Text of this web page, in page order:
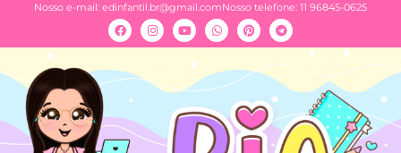
Nosso e-mail: edinfantil.br@gmail.comNosso telefone: 11 96845-0625